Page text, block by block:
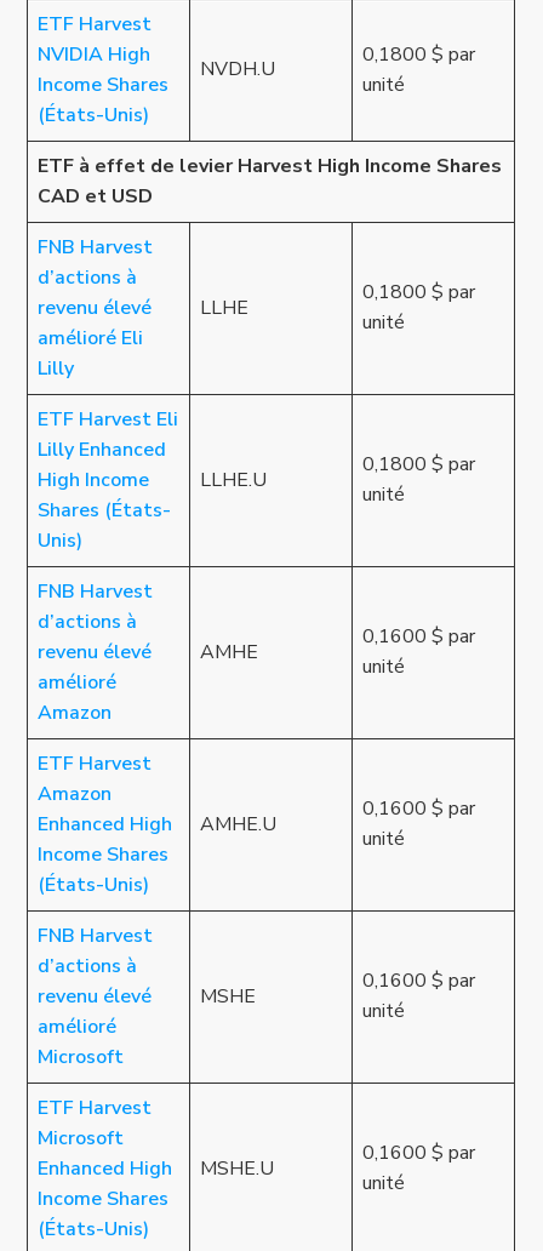
ETF Harvest
NVIDIA High
Income Shares
(États-Unis)
NVDH.U
0,1800 $ par
unité
ETF à effet de levier Harvest High Income Shares
CAD et USD
FNB Harvest
d’actions à
revenu élevé
amélioré Eli
Lilly
LLHE
0,1800 $ par
unité
ETF Harvest Eli
Lilly Enhanced
High Income
Shares (États-
Unis)
LLHE.U
0,1800 $ par
unité
FNB Harvest
d’actions à
revenu élevé
amélioré
Amazon
AMHE
0,1600 $ par
unité
ETF Harvest
Amazon
Enhanced High
Income Shares
(États-Unis)
AMHE.U
0,1600 $ par
unité
FNB Harvest
d’actions à
revenu élevé
amélioré
Microsoft
MSHE
0,1600 $ par
unité
ETF Harvest
Microsoft
Enhanced High
Income Shares
(États-Unis)
MSHE.U
0,1600 $ par
unité